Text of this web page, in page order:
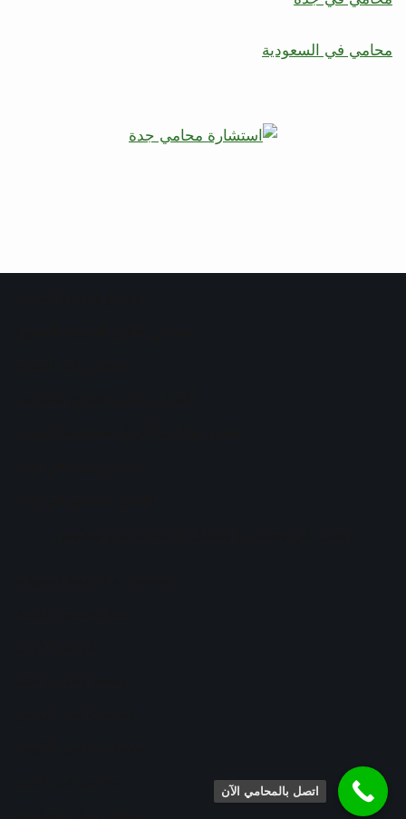
محامي في السعودية
اتصل بالمحامي الآن